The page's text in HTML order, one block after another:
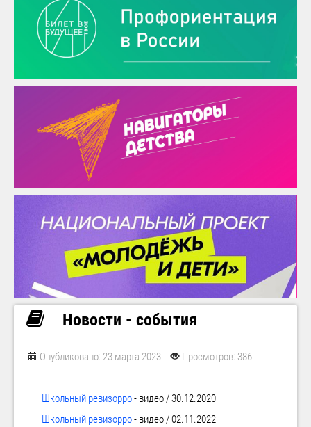
Новости - события
Опубликовано: 23 марта 2023 Просмотров: 386
Школьный ревизорро- видео / 30.12.2020
Школьный ревизорро- видео / 02.11.2022